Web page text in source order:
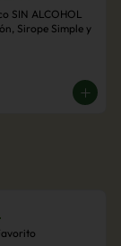
SIN ALCOHOL
Sirope Simple y